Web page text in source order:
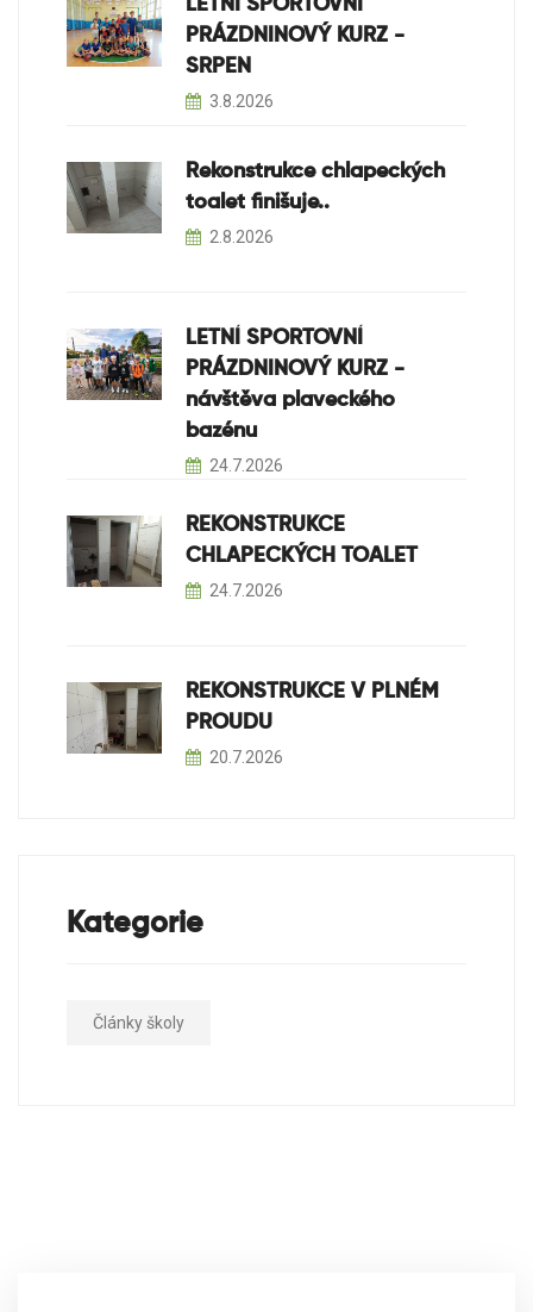
LETNÍ SPORTOVNÍ
PRÁZDNINOVÝ KURZ -
SRPEN
3.8.2026
Rekonstrukce chlapeckých
toalet finišuje..
2.8.2026
LETNÍ SPORTOVNÍ
PRÁZDNINOVÝ KURZ -
návštěva plaveckého
bazénu
24.7.2026
REKONSTRUKCE
CHLAPECKÝCH TOALET
24.7.2026
REKONSTRUKCE V PLNÉM
PROUDU
20.7.2026
Kategorie
Články školy